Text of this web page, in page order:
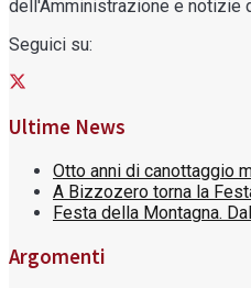
dell'Amministrazione e notizie
Seguici su:
Ultime News
Otto anni di canottaggio
A Bizzozero torna la
Festa della Montagna.
Argomenti